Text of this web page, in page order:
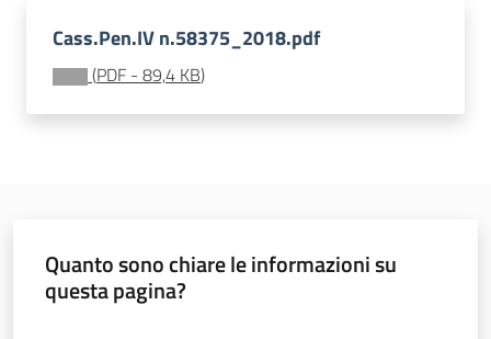
Coordinamento
prevenzione
vigilanza
sicurezza
Cass.Pen.IV n.58375_2018.pdf
(PDF - 89,4 KB)
Quanto sono chiare le informazioni su
questa pagina?